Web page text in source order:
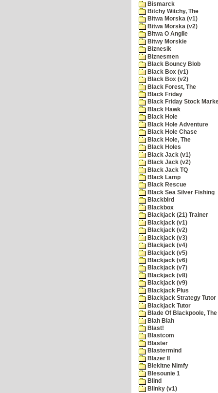
Bismarck
Bitchy Witchy, The
Bitwa Morska (v1)
Bitwa Morska (v2)
Bitwa O Anglie
Bitwy Morskie
Biznesik
Biznesmen
Black Bouncy Blob
Black Box (v1)
Black Box (v2)
Black Forest, The
Black Friday
Black Friday Stock
Black Hawk
Black Hole
Black Hole Adventure
Black Hole Chase
Black Hole, The
Black Holes
Black Jack (v1)
Black Jack (v2)
Black Jack TQ
Black Lamp
Black Rescue
Black Sea Silver Fishing
Blackbird
Blackbox
Blackjack (21) Trainer
Blackjack (v1)
Blackjack (v2)
Blackjack (v3)
Blackjack (v4)
Blackjack (v5)
Blackjack (v6)
Blackjack (v7)
Blackjack (v8)
Blackjack (v9)
Blackjack Plus
Blackjack Strategy Tutor
Blackjack Tutor
Blade Of Blackpoole, The
Blah Blah
Blast!
Blastcom
Blaster
Blastermind
Blazer II
Blekitne Nimfy
Blesounie 1
Blind
Blinky (v1)